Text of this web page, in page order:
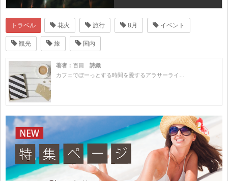
トラベル 花火 旅行 8月 イベント
観光 旅 国内
著者：百田 詩織
カフェでぼーっとする時間を愛するアラサーライ…